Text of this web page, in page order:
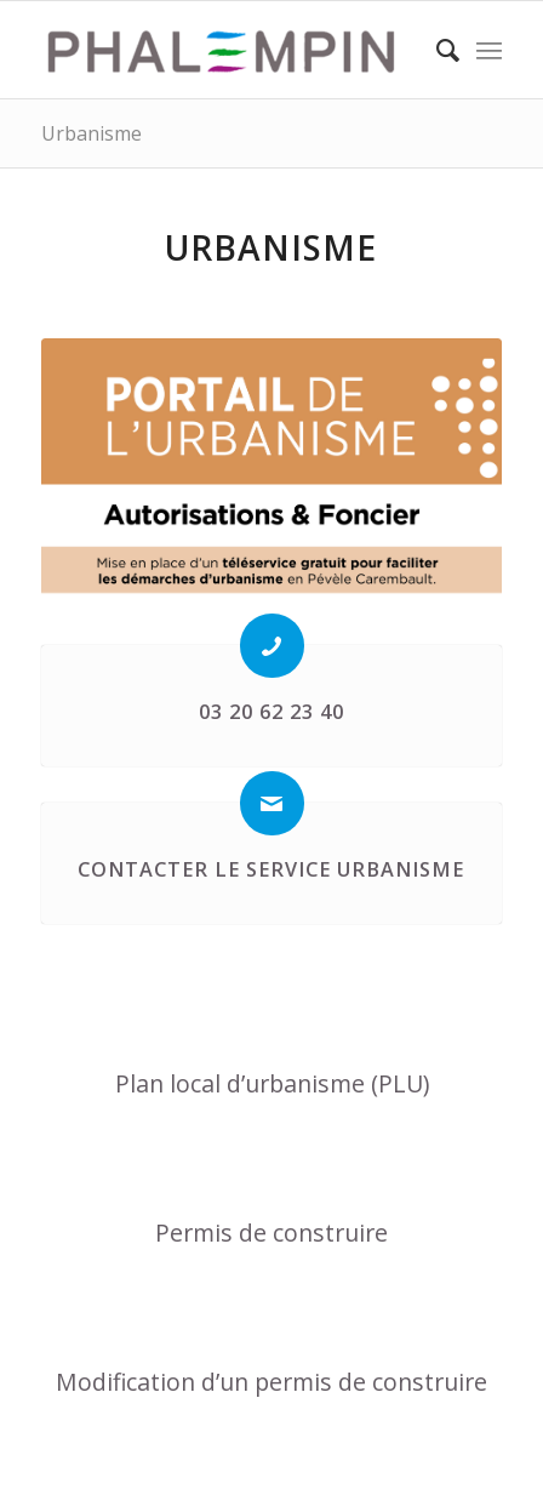
Urbanisme
URBANISME
03 20 62 23 40
CONTACTER LE SERVICE URBANISME
Plan local d’urbanisme (PLU)
Permis de construire
Modification d’un permis de construire